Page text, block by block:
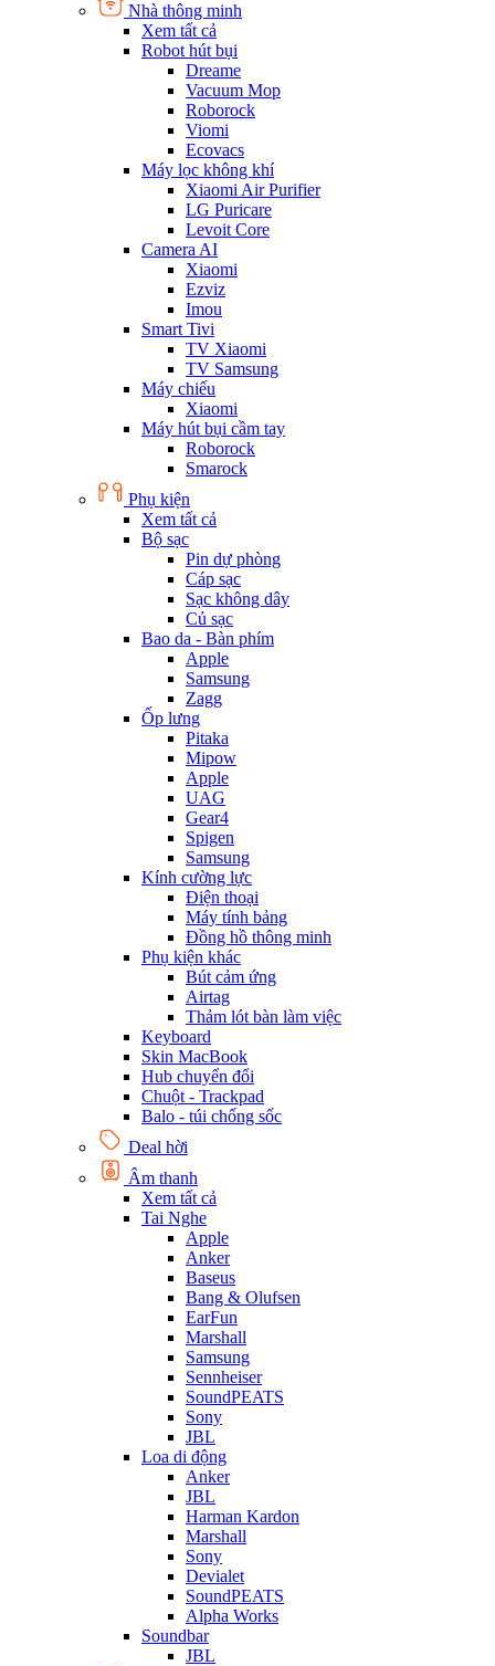
Nhà thông minh
Xem tất cả
Robot hút bụi
Dreame
Vacuum Mop
Roborock
Viomi
Ecovacs
Máy lọc không khí
Xiaomi Air Purifier
LG Puricare
Levoit Core
Camera AI
Xiaomi
Ezviz
Imou
Smart Tivi
TV Xiaomi
TV Samsung
Máy chiếu
Xiaomi
Máy hút bụi cầm tay
Roborock
Smarock
Phụ kiện
Xem tất cả
Bộ sạc
Pin dự phòng
Cáp sạc
Sạc không dây
Củ sạc
Bao da - Bàn phím
Apple
Samsung
Zagg
Ốp lưng
Pitaka
Mipow
Apple
UAG
Gear4
Spigen
Samsung
Kính cường lực
Điện thoại
Máy tính bảng
Đồng hồ thông minh
Phụ kiện khác
Bút cảm ứng
Airtag
Thảm lót bàn làm việc
Keyboard
Skin MacBook
Hub chuyển đổi
Chuột - Trackpad
Balo - túi chống sốc
Deal hời
Âm thanh
Xem tất cả
Tai Nghe
Apple
Anker
Baseus
Bang & Olufsen
EarFun
Marshall
Samsung
Sennheiser
SoundPEATS
Sony
JBL
Loa di động
Anker
JBL
Harman Kardon
Marshall
Sony
Devialet
SoundPEATS
Alpha Works
Soundbar
JBL